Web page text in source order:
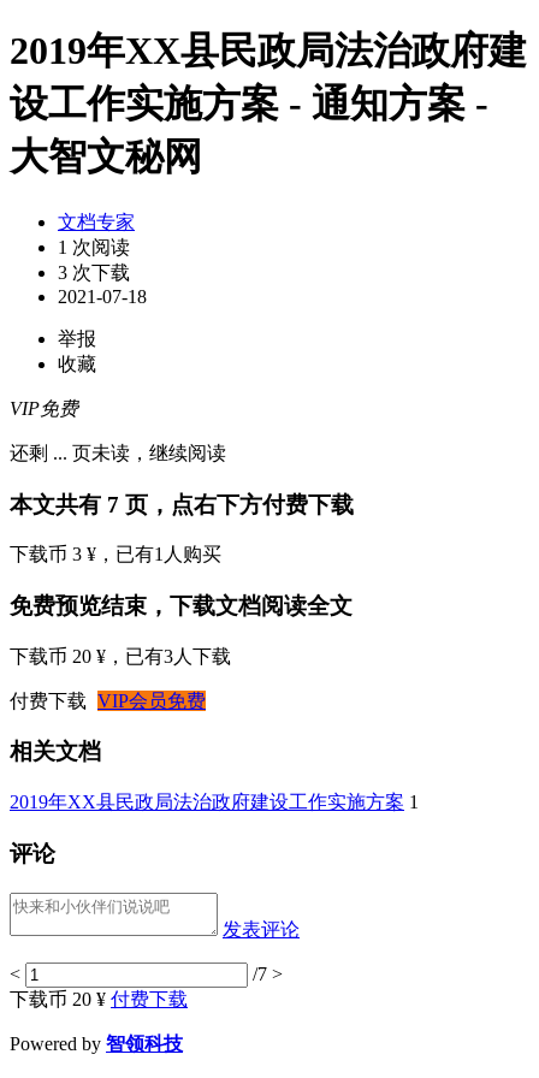
2019年XX县民政局法治政府建
设工作实施方案 - 通知方案 -
大智文秘网
文档专家
1 次阅读
3 次下载
2021-07-18
举报
收藏
VIP免费
还剩 ... 页未读， 继续阅读
本文共有 7 页，点右下方付费下载
下载币 3 ¥ ，已有1 人购买
免费预览结束，下载文档阅读全文
下载币 20 ¥ ，已有3人下载
付费下载 VIP会员免费
相关文档
2019年XX县民政局法治政府建设工作实施方案 1
评论
发表评论
< /7 >
下载币 20 ¥ 付费下载
Powered by 智领科技